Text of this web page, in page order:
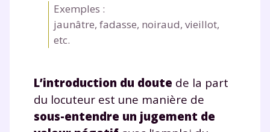
Exemples :
jaunâtre, fadasse, noiraud, vieillot,
etc.
L’introduction du doute de la part
du locuteur est une manière de
sous-entendre un jugement de